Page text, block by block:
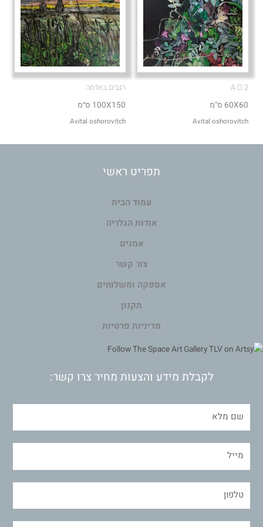
A.O 2
60X60 ס"מ
Avital oshorovitch
רגבים באדמה
100X150 ס״מ
Avital oshorovitch
תפריט ראשי
עמוד הבית
אודות הגלריה
אמנים
צור קשר
אספקה ומשלוחים
תקנון
מדיניות פרטיות
לקבלת מידע והצעות מחיר צרו קשר: